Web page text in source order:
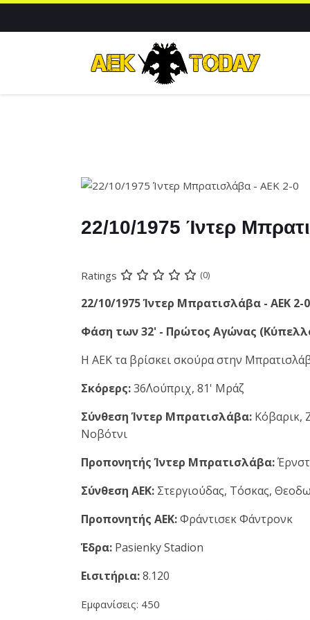
22/10/1975 Ίντερ
Ratings (0)
22/10/1975 Ίντερ Μπρατισλάβα - ΑΕΚ 2-0
Φάση των 32' - Πρώτος Αγώνας (Κύπελλο
Η ΑΕΚ τα βρίσκει σκούρα στην
Σκόρερς:36΄Λούπριχ, 81' Μράζ
Σύνθεση Ίντερ Μπρατισλάβα: Κόβαρικ,
Νοβότνι
Προπονητής Ίντερ Μπρατισλάβα:
Σύνθεση ΑΕΚ: Στεργιούδας, Τόσκας,
Προπονητής ΑΕΚ:Φράντισεκ Φάντρονκ
Έδρα: Pasienky Stadion
Εισιτήρια:8.120
Εμφανίσεις: 450